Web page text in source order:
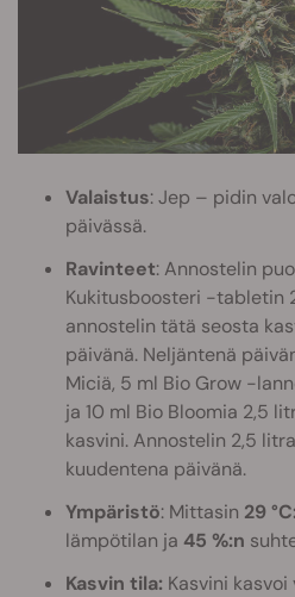
Valaistus: Jep – pidin
päivässä.
Ravinteet: Annostelin
Kukitusboosteri -tabletin
annostelin tätä seosta
päivänä. Neljäntenä
Miciä, 5 ml Bio Grow -
ja 10 ml Bio Bloomia 2,5
kasvini. Annostelin 2,5
kuudentena päivänä.
Ympäristö: Mittasin 29
lämpötilan ja 45 %:n
Kasvin tila: Kasvini